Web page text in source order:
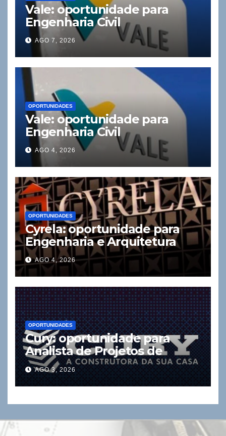
Vale: oportunidade para
Engenharia Civil
AGO 7, 2026
OPORTUNIDADES
Vale: oportunidade para
Engenharia Civil
AGO 4, 2026
OPORTUNIDADES
Cyrela: oportunidade para
Engenharia e Arquitetura
AGO 4, 2026
OPORTUNIDADES
Cury: oportunidade para
Analista de Projetos de
Instalações
AGO 3, 2026